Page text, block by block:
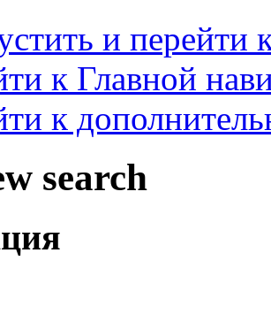
и перейти
к Главной
к
search